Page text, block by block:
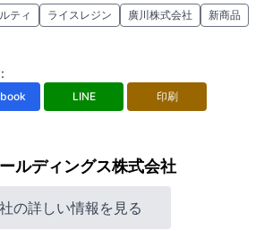
ティ ライスレジン 廣川株式会社
新商品
:
LINE 印刷
ルディングス株式会社
の詳しい情報を見る